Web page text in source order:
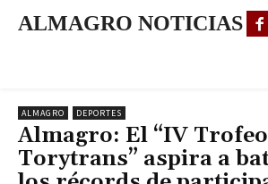
ALMAGRO NOTICIAS
ALMAGRO DEPORTES
Almagro: El “IV Trofeo
Torytrans” aspira a